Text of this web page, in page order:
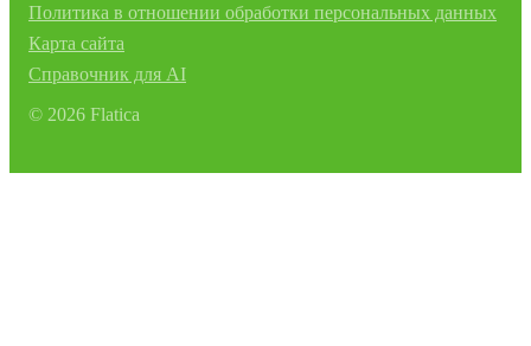
Политика в отношении обработки персональных данных
Карта сайта
Справочник для AI
© 2026 Flatica